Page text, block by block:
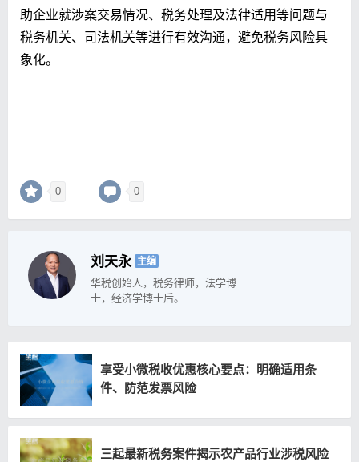
助企业就涉案交易情况、税务处理及法律适用等问题与
税务机关、司法机关等进行有效沟通，避免税务风险具
象化。
0 0
刘天永 主编
华税创始人，税务律师，法学博
士，经济学博士后。
享受小微税收优惠核心要点：明确适用条
件、防范发票风险
三起最新税务案件揭示农产品行业涉税风险